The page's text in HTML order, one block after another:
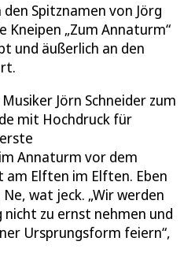
Spitznamen von Jörg
Kneipen „Zum Annaturm“
und äußerlich an den
Jörn Schneider zum
mit Hochdruck für
Annaturm vor dem
am Elften im Elften. Eben
wat jeck. „Wir werden
zu ernst nehmen und
Ursprungsform feiern“,